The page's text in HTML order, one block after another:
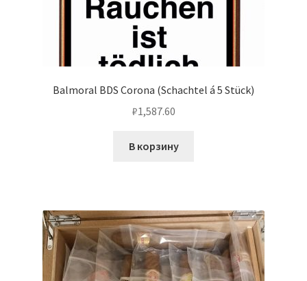
Balmoral BDS Corona (Schachtel á 5 Stück)
₽1,587.60
В корзину